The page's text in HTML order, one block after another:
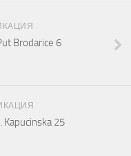
Brodarice 6
Kapucinska 25